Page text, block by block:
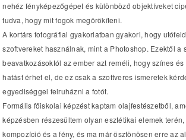
nehéz fényképezőgépet és különböző objektíveket
tudva, hogy mit fogok megörökíteni.
A kortárs fotográfiai gyakorlatban gyakori, hogy
szoftvereket használnak, mint a Photoshop. Ezektől a
beavatkozásoktól az ember azt reméli, hogy színes
hatást érhet el, de ez csak a szoftveres ismeretek
egyediséggel felruházni a fotót.
Formális főiskolai képzést kaptam olajfestészetből,
képzésben részesültem olyan esztétikai elemek terén,
kompozíció és a fény, és ma már ösztönösen erre az